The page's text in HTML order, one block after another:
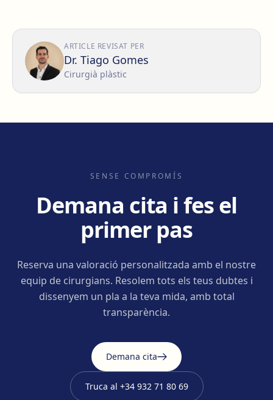
ARTICLE REVISAT PER
Dr. Tiago Gomes
Cirurgià plàstic
SENSE COMPROMÍS
Demana cita i fes el
primer pas
Reserva una valoració personalitzada amb el nostre
equip de cirurgians. Resolem tots els teus dubtes i
dissenyem un pla a la teva mida, amb total
transparència.
Demana cita
Truca al +34 932 71 80 69